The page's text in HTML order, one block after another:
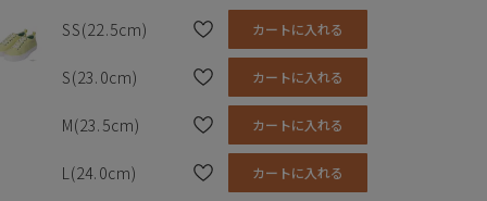
SS(22.5cm)
カートに入れる
S(23.0cm) カートに入れる
M(23.5cm) カートに入れる
L(24.0cm) カートに入れる